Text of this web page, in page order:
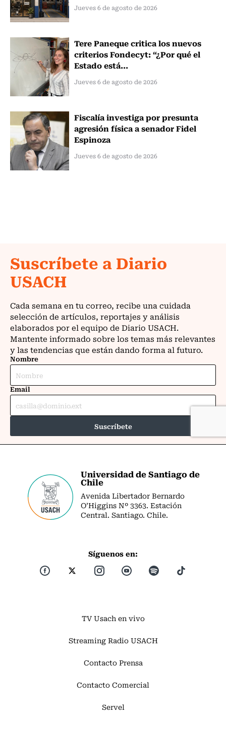
Jueves 6 de agosto de 2026
Tere Paneque critica los nuevos
criterios Fondecyt: “¿Por qué el
Estado está...
Jueves 6 de agosto de 2026
Fiscalía investiga por presunta
agresión física a senador Fidel
Espinoza
Jueves 6 de agosto de 2026
Universidad de Santiago de
Chile
Avenida Libertador Bernardo
O’Higgins Nº 3363. Estación
Central. Santiago. Chile.
Síguenos en:
TV Usach en vivo
Streaming Radio USACH
Contacto Prensa
Contacto Comercial
Servel